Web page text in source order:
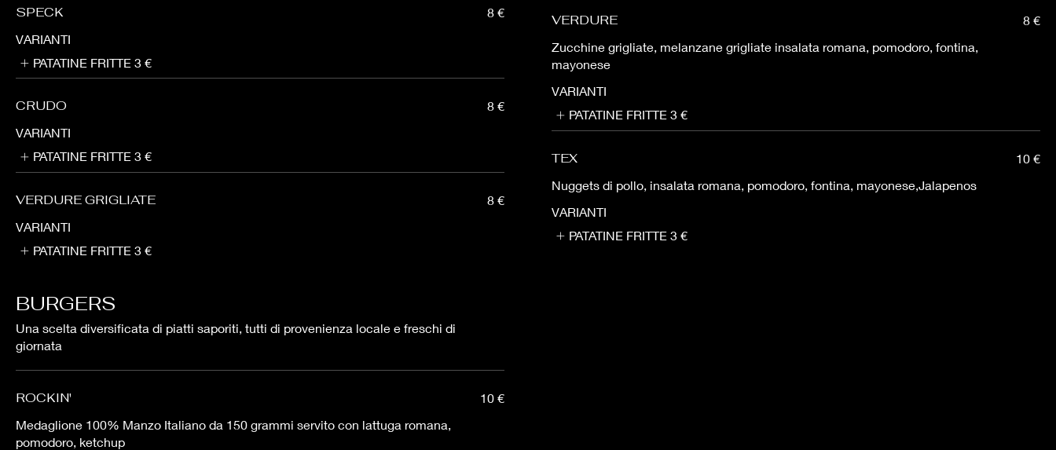
SPECK
8 €
VARIANTI
PATATINE FRITTE 3 €
CRUDO
8 €
VARIANTI
PATATINE FRITTE 3 €
VERDURE GRIGLIATE
8 €
VARIANTI
PATATINE FRITTE 3 €
BURGERS
Una scelta diversificata di piatti saporiti, tutti di provenienza locale e freschi di
giornata
ROCKIN'
Medaglione 100% Manzo Italiano da 150 grammi servito con lattuga romana,
pomodoro, ketchup
10 €
VERDURE
Zucchine grigliate, melanzane grigliate insalata romana, pomodoro, fontina,
mayonese
8 €
VARIANTI
PATATINE FRITTE 3 €
TEX
Nuggets di pollo, insalata romana, pomodoro, fontina, mayonese,Jalapenos
10 €
VARIANTI
PATATINE FRITTE 3 €